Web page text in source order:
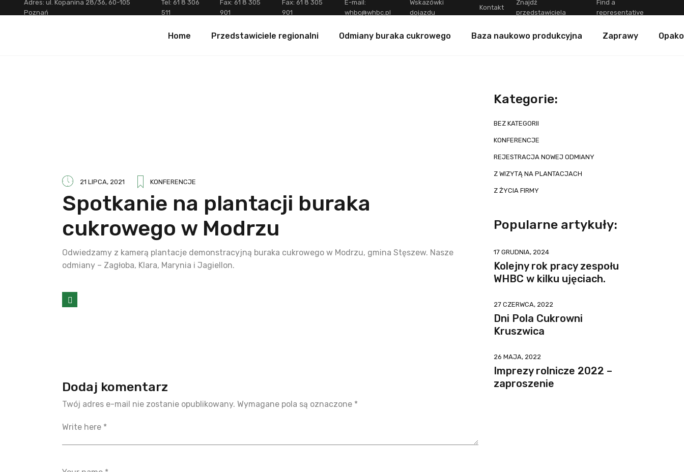
Adres: ul. Kopanina 28/36, 60-105
Poznań
Tel: 61 8 306
511
Fax: 61 8 305
901
Fax: 61 8 305
901
E-mail:
whbc@whbc.pl
Wskazówki
dojazdu
Kontakt
Znajdź
przedstawiciela
Find a
representative
Home Przedstawiciele regionalni Odmiany buraka cukrowego Baza naukowo produkcyjna Zaprawy
21 LIPCA, 2021 KONFERENCJE
Spotkanie na plantacji buraka
cukrowego w Modrzu
Odwiedzamy z kamerą plantacje demonstracyjną buraka cukrowego w Modrzu, gmina Stęszew. Nasze
odmiany – Zagłoba, Klara, Marynia i Jagiellon.
Dodaj komentarz
Twój adres e-mail nie zostanie opublikowany. Wymagane pola są oznaczone *
Kategorie:
BEZ KATEGORII
KONFERENCJE
REJESTRACJA NOWEJ ODMIANY
Z WIZYTĄ NA PLANTACJACH
Z ŻYCIA FIRMY
Popularne artykuły:
17 GRUDNIA, 2024
Kolejny rok pracy zespołu
WHBC w kilku ujęciach.
27 CZERWCA, 2022
Dni Pola Cukrowni
Kruszwica
26 MAJA, 2022
Imprezy rolnicze 2022 –
zaproszenie